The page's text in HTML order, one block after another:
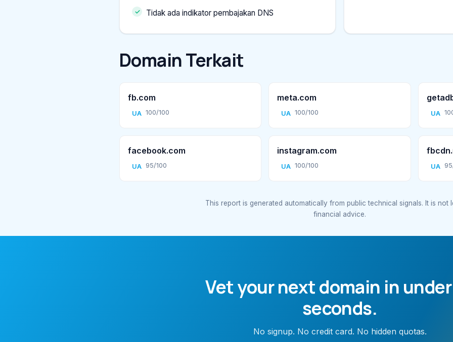
Tidak ada indikator pembajakan DNS
Domain Terkait
fb.com
UA 100/100
meta.com
UA 100/100 UA
facebook.com
UA 95/100
instagram.com
UA 100/100 UA
This report is generated automatically from public technical signals. It is not
financial advice.
Vet your next domain in
seconds.
No signup. No credit card. No hidden quotas.